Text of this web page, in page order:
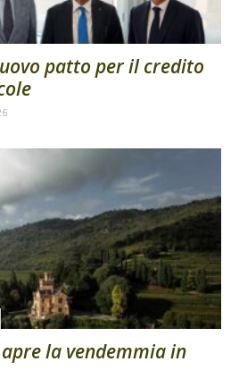
patto per il credito
la vendemmia in